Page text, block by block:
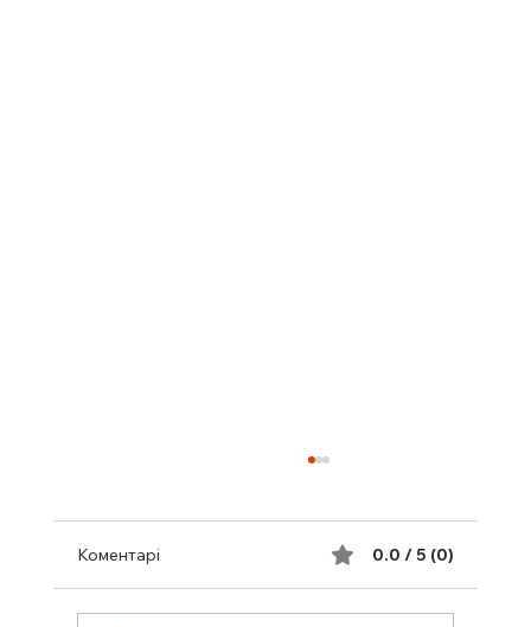
Коментарі 0.0 / 5 (0)